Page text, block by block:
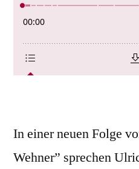
In einer neuen Folge
Wehner” sprechen